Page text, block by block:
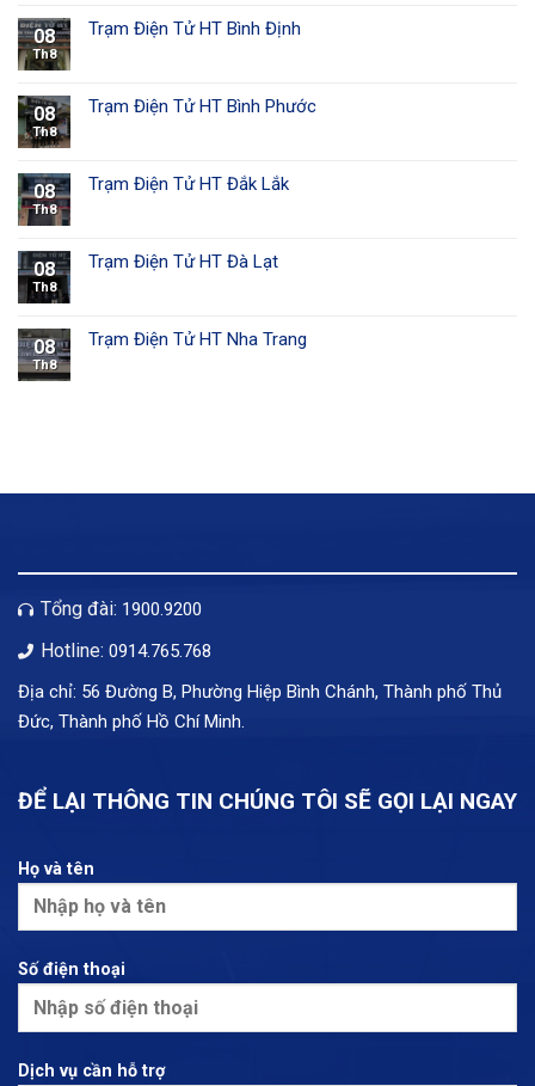
08
Th8
Trạm Điện Tử HT Bình Định
08
Th8
Trạm Điện Tử HT Bình Phước
08
Th8
Trạm Điện Tử HT Đắk Lắk
08
Th8
Trạm Điện Tử HT Đà Lạt
08
Th8
Trạm Điện Tử HT Nha Trang
Tổng đài: 1900.9200
Hotline: 0914.765.768
Địa chỉ: 56 Đường B, Phường Hiệp Bình Chánh, Thành phố Thủ
Đức, Thành phố Hồ Chí Minh.
ĐỂ LẠI THÔNG TIN CHÚNG TÔI SẼ GỌI LẠI NGAY
Họ và tên
Số điện thoại
Dịch vụ cần hỗ trợ